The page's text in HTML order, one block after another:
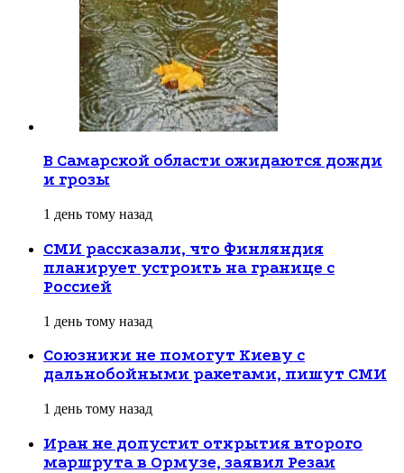
В Самарской области ожидаются дожди
и грозы
1 день тому назад
СМИ рассказали, что Финляндия
планирует устроить на границе с
Россией
1 день тому назад
Союзники не помогут Киеву с
дальнобойными ракетами, пишут СМИ
1 день тому назад
Иран не допустит открытия второго
маршрута в Ормузе, заявил Резаи